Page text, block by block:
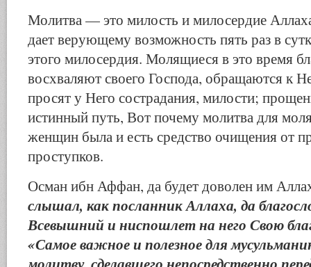
Молитва — это милость и милосердие
дает верующему возможность пять раз в
этого милосердия. Молящиеся в это время
восхваляют своего Господа, обращаются к
просят у Него сострадания, милости;
истинный путь, Вот почему молитва для
женщин была и есть средство очищения от
проступков.
Осман ибн Аффан, да будет доволен им
слышал, как посланник Аллаха, да
Всевышний и ниспошлет на него Свою
«Самое важное и полезное для